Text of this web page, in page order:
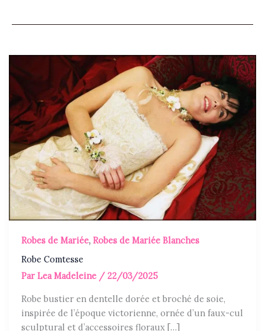
Robes de Mariée,Robes de Mariée Blanches
Robe Comtesse
ParLea Madeleine / 22/03/2025
Robe bustier en dentelle dorée et broché de soie,
inspirée de l’époque victorienne, ornée d’un faux-cul
sculptural et d’accessoires floraux […]